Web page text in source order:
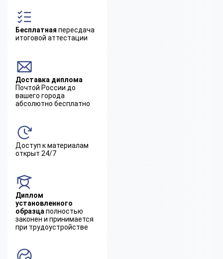
Бесплатная пересдача
итоговой аттестации
Доставка диплома
Почтой России до
вашего города
абсолютно бесплатно
Доступ к материалам
открыт 24/7
Диплом
установленного
образца полностью
законен и принимается
при трудоустройстве